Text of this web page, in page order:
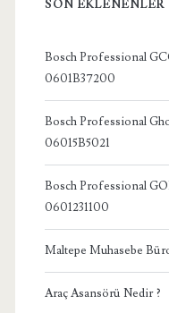
SON EKLENENLER
Bosch Professional
0601B37200
Bosch Professional
06015B5021
Bosch Professional
0601231100
Maltepe Muhasebe
Araç Asansörü Nedir ?